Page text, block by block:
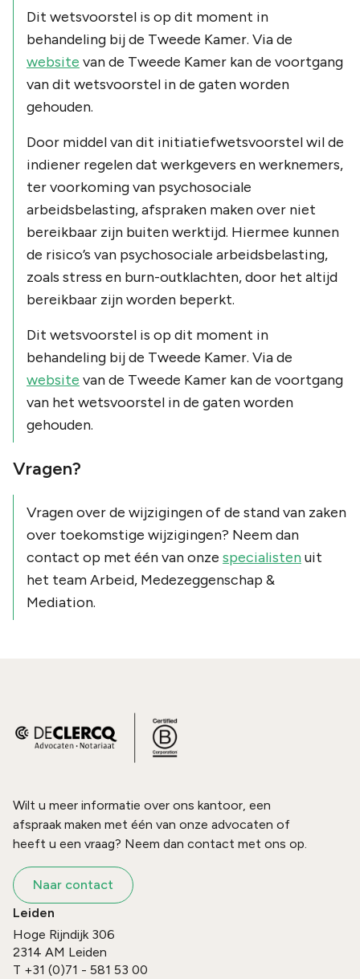
Dit wetsvoorstel is op dit moment in
behandeling bij de Tweede Kamer. Via de
website van de Tweede Kamer kan de voortgang
van dit wetsvoorstel in de gaten worden
gehouden.
Door middel van dit initiatiefwetsvoorstel wil de
indiener regelen dat werkgevers en werknemers,
ter voorkoming van psychosociale
arbeidsbelasting, afspraken maken over niet
bereikbaar zijn buiten werktijd. Hiermee kunnen
de risico’s van psychosociale arbeidsbelasting,
zoals stress en burn-outklachten, door het altijd
bereikbaar zijn worden beperkt.
Dit wetsvoorstel is op dit moment in
behandeling bij de Tweede Kamer. Via de
website van de Tweede Kamer kan de voortgang
van het wetsvoorstel in de gaten worden
gehouden.
Vragen?
Vragen over de wijzigingen of de stand van zaken
over toekomstige wijzigingen? Neem dan
contact op met één van onze specialistenuit
het team Arbeid, Medezeggenschap &
Mediation.
Wilt u meer informatie over ons kantoor, een
afspraak maken met één van onze advocaten of
heeft u een vraag? Neem dan contact met ons op.
Naar contact
Leiden
Hoge Rijndijk 306
2314 AM Leiden
T +31 (0)71 - 581 53 00